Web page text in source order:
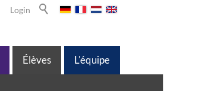
Login
Élèves L'équipe